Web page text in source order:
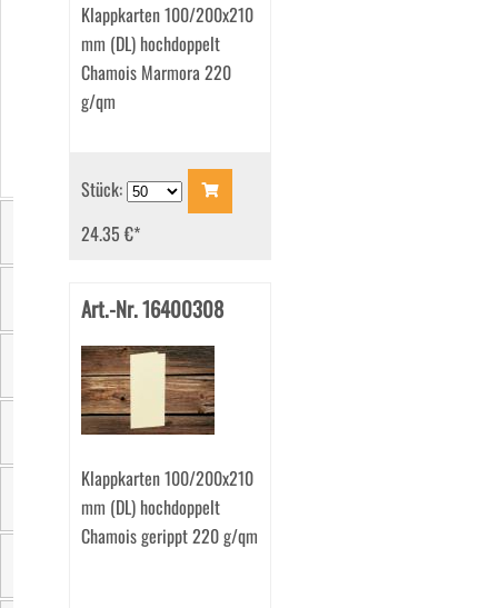
Klappkarten
Tischkarten
Verpackungseinheit
Klappkarten 100/200x210
mm (DL) hochdoppelt
Chamois Marmora 220
g/qm
Stück:
24.35 €*
Art.-Nr. 16400308
Klappkarten 100/200x210
mm (DL) hochdoppelt
Chamois gerippt 220 g/qm